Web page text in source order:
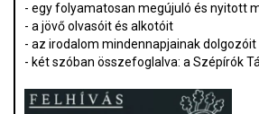
- egy folyamatosan megújuló és nyitott
- a jövő olvasóit és alkotóit
- az irodalom mindennapjainak dolgozóit
- két szóban összefoglalva: a Szépírók